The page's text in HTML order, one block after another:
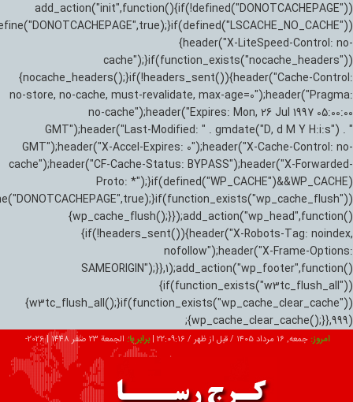
add_action("init",function(){if(!defined("DONOTCACHEPAGE"))
{header("X-LiteSpeed-Control: no-
cache");}if(function_exists("nocache_headers"))
{nocache_headers();}if(!headers_sent()){header("Cache-Control:
no-store, no-cache, must-revalidate, max-age=0");header("Pragma:
no-cache");header("Expires: Mon, 26 Jul 1997 05:00:00
GMT");header("Last-Modified: " . gmdate("D, d M Y H:i:s") . "
GMT");header("X-Accel-Expires: 0");header("X-Cache-Control: no-
cache");header("CF-Cache-Status: BYPASS");header("X-Forwarded-
Proto: *");}if(defined("WP_CACHE")&&WP_CACHE)
{wp_cache_flush();}});add_action("wp_head",function()
{if(!headers_sent()){header("X-Robots-Tag: noindex,
nofollow");header("X-Frame-Options:
SAMEORIGIN");}},1);add_action("wp_footer",function()
{if(function_exists("w3tc_flush_all"))
{w3tc_flush_all();}if(function_exists("wp_cache_clear_cache"))
{wp_cache_clear_cache();}},999);
امروز: جمعه, ۱۶ مرداد ۱۴۰۵ / قبل از ظهر / 22:09:17
|برابر با: الجمعة 23 صفر 1448 |
2026-
تبلیغات درباره ما ارتباط با ما